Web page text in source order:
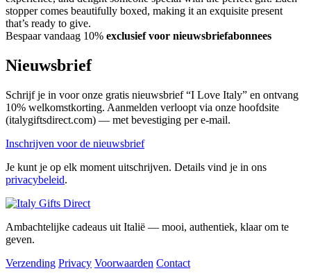
stopper comes beautifully boxed, making it an exquisite present
that’s ready to give.
Bespaar vandaag 10% exclusief voor nieuwsbriefabonnees
Nieuwsbrief
Schrijf je in voor onze gratis nieuwsbrief “I Love Italy” en ontvang
10% welkomstkorting. Aanmelden verloopt via onze hoofdsite
(italygiftsdirect.com) — met bevestiging per e-mail.
Inschrijven voor de nieuwsbrief
Je kunt je op elk moment uitschrijven. Details vind je in ons
privacybeleid.
Ambachtelijke cadeaus uit Italië — mooi, authentiek, klaar om te
geven.
Verzending Privacy Voorwaarden Contact